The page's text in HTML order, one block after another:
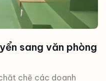
sang văn phòng
chẽ các doanh